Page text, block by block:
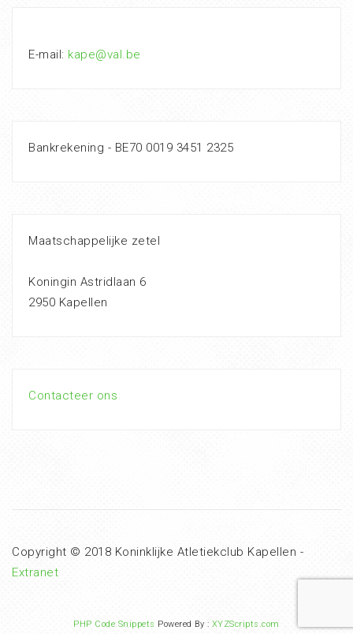
E-mail: kape@val.be
Bankrekening - BE70 0019 3451 2325
Maatschappelijke zetel
Koningin Astridlaan 6
2950 Kapellen
Contacteer ons
Copyright © 2018 Koninklijke Atletiekclub Kapellen -
Extranet
PHP Code Snippets Powered By : XYZScripts.com